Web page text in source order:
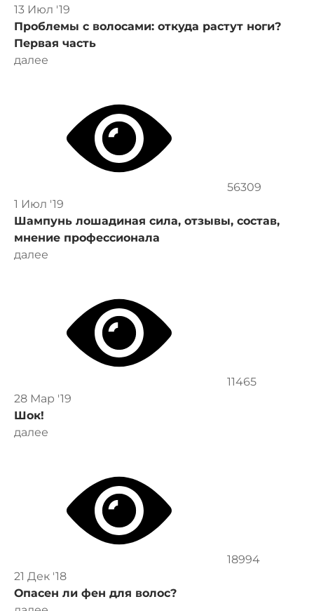
13 Июл '19
Проблемы с волосами: откуда растут ноги?
Первая часть
далее
56309
1 Июл '19
Шампунь лошадиная сила, отзывы, состав,
мнение профессионала
далее
11465
28 Мар '19
Шок!
далее
18994
21 Дек '18
Опасен ли фен для волос?